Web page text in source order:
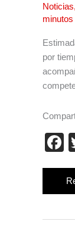
Noticias,
por
F
c
e
b